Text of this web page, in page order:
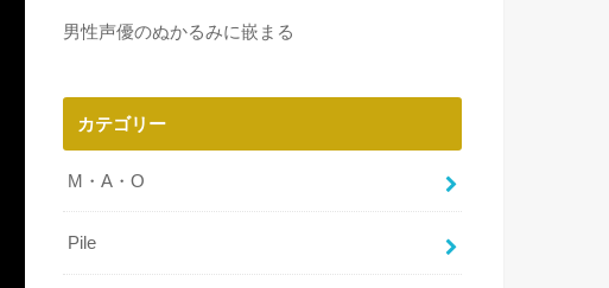
男性声優のぬかるみに嵌まる
カテゴリー
M・A・O
Pile